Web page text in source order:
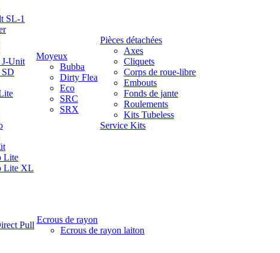
SL-1
Unit
Lite
Lite XL
Moyeux
Bubba
Dirty Flea
Eco
SRC
SRX
Pièces détachées
Axes
Cliquets
Corps de roue-libre
Embouts
Fonds de jante
Roulements
Kits Tubeless
Service Kits
Pull
Ecrous de rayon
Ecrous de rayon laiton